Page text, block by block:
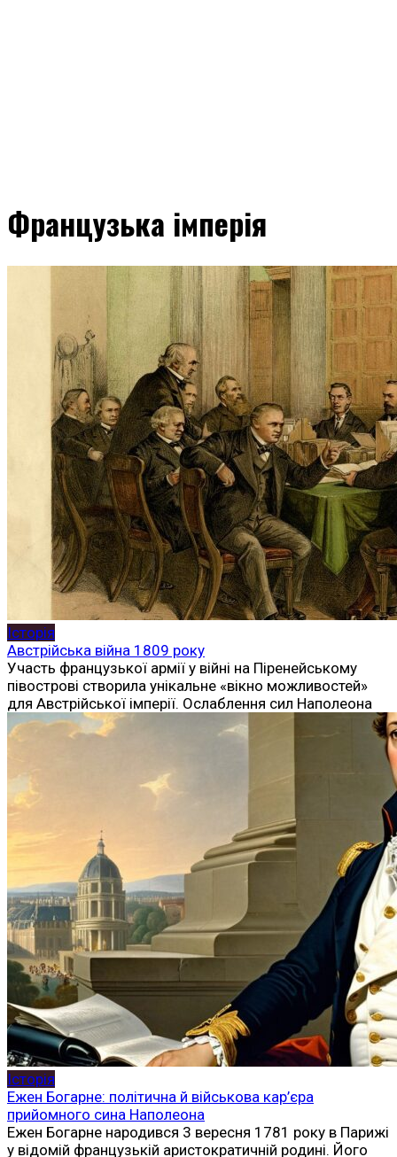
Французька імперія
Історія
Австрійська війна 1809 року
Участь французької армії у війні на Піренейському
півострові створила унікальне «вікно можливостей»
для Австрійської імперії. Ослаблення сил Наполеона
Історія
Ежен Богарне: політична й військова кар’єра
прийомного сина Наполеона
Ежен Богарне народився 3 вересня 1781 року в Парижі
у відомій французькій аристократичній родині. Його